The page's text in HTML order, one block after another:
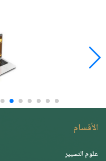
الأقسام
علوم التسيير